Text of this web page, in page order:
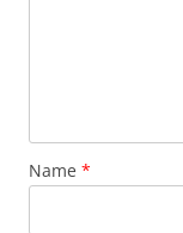
Name *